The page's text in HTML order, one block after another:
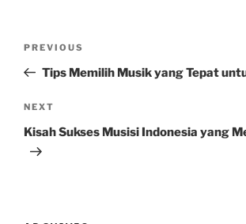
Previous
Post
PREVIOUS
Tips Memilih Musik yang Tepat
Next
Post
NEXT
Kisah Sukses Musisi Indonesia yang